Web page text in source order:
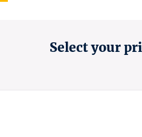
Select your